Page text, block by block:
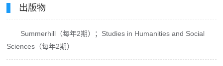
出版物
Summerhill（每年2期）；Studies in Humanities and Social
Sciences（每年2期）